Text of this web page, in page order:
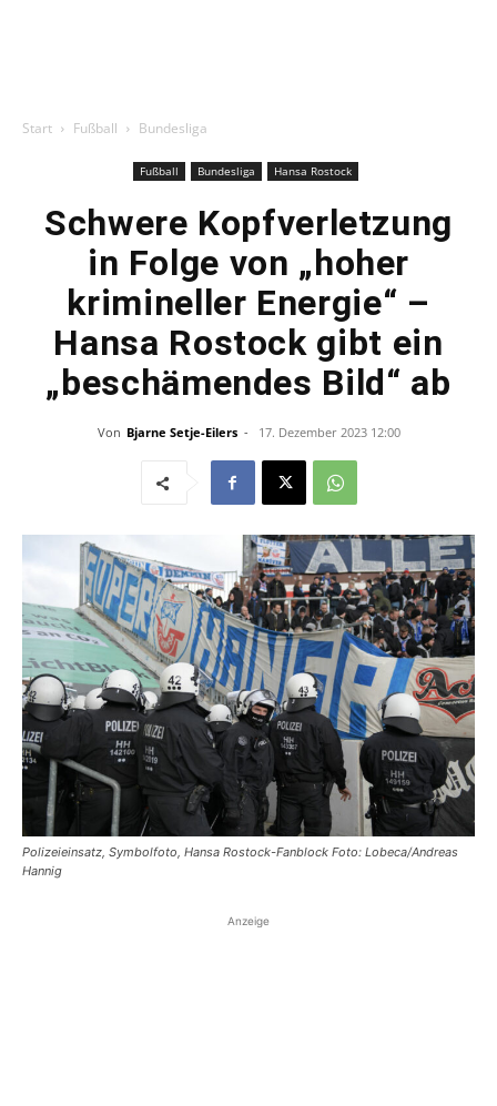
Start Fußball Bundesliga
Fußball Bundesliga Hansa Rostock
Schwere Kopfverletzung
in Folge von „hoher
krimineller Energie“ –
Hansa Rostock gibt ein
„beschämendes Bild“ ab
Von Bjarne Setje-Eilers - 17. Dezember 2023 12:00
Polizeieinsatz, Symbolfoto, Hansa Rostock-Fanblock Foto: Lobeca/Andreas
Hannig
Anzeige